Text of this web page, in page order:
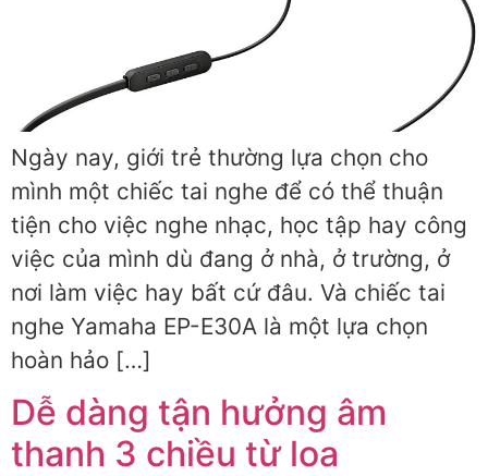
Ngày nay, giới trẻ thường lựa chọn cho
mình một chiếc tai nghe để có thể thuận
tiện cho việc nghe nhạc, học tập hay công
việc của mình dù đang ở nhà, ở trường, ở
nơi làm việc hay bất cứ đâu. Và chiếc tai
nghe Yamaha EP-E30A là một lựa chọn
hoàn hảo […]
Dễ dàng tận hưởng âm
thanh 3 chiều từ loa